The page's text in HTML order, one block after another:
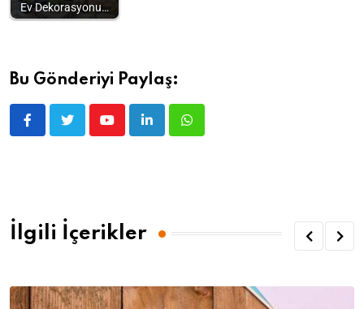
Ev Dekorasyonu…
Bu Gönderiyi Paylaş:
İlgili İçerikler